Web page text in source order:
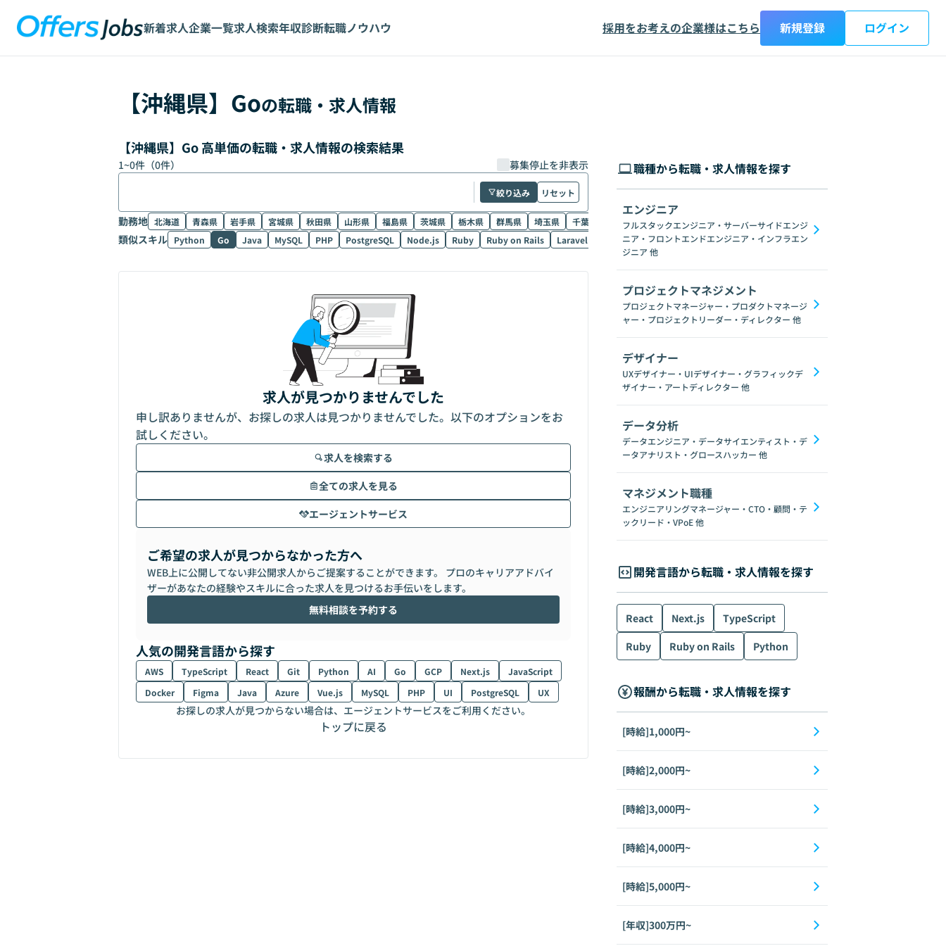
新着求人企業一覧求人検索年収診断転職ノウハウ 採用をお考えの企業様はこちら 新規登録 ログイン
【沖縄県】 Goの転職・求人情報
【沖縄県】Go 高単価の転職・求人情報の検索結果
1~0件（0件） 募集停止を非表示
絞り込み リセット
勤務地 北海道 青森県 岩手県 宮城県 秋田県 山形県 福島県 茨城県 栃木県 群馬県 埼玉県 千葉県 東京都 神奈川県 新潟県 富山県 石川県
類似スキル Python Go Java MySQL PHP PostgreSQL Node.js Ruby Ruby on Rails Laravel C# GraphQL SpringFramework Redis
求人が見つかりませんでした
申し訳ありませんが、お探しの求人は見つかりませんでした。以下のオプションをお
試しください。
求人を検索する
全ての求人を見る
エージェントサービス
ご希望の求人が見つからなかった方へ
WEB上に公開してない非公開求人からご提案することができます。 プロのキャリアアドバイ
ザーがあなたの経験やスキルに合った求人を見つけるお手伝いをします。
無料相談を予約する
人気の開発言語から探す
AWS TypeScript React Git Python AI Go GCP Next.js
JavaScript
Docker
Figma Java Azure Vue.js MySQL PHP UI PostgreSQL UX
お探しの求人が見つからない場合は、エージェントサービスをご利用ください。
トップに戻る
職種から転職・求人情報を探す
エンジニア
フルスタックエンジニア・サーバーサイドエンジ
ニア・フロントエンドエンジニア・インフラエン
ジニア 他
プロジェクトマネジメント
プロジェクトマネージャー・プロダクトマネージ
ャー・プロジェクトリーダー・ディレクター 他
デザイナー
UXデザイナー・UIデザイナー・グラフィックデ
ザイナー・アートディレクター 他
データ分析
データエンジニア・データサイエンティスト・デ
ータアナリスト・グロースハッカー 他
マネジメント職種
エンジニアリングマネージャー・CTO・顧問・テ
ックリード・VPoE他
開発言語から転職・求人情報を探す
React Next.js
TypeScript
Ruby
Ruby on Rails Python
報酬から転職・求人情報を探す
[時給]1,000円~
[時給]2,000円~
[時給]3,000円~
[時給]4,000円~
[時給]5,000円~
[年収]300万円~